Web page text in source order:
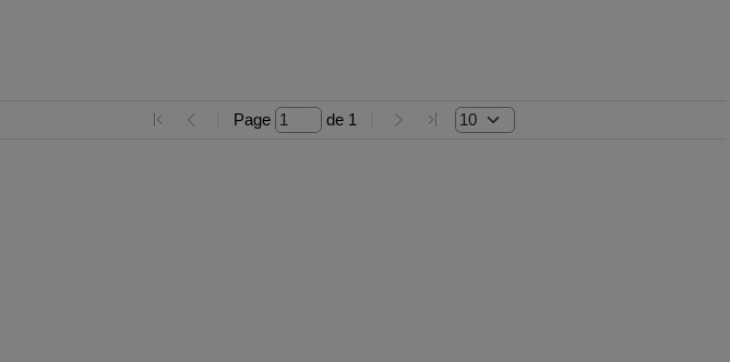
Page de 1